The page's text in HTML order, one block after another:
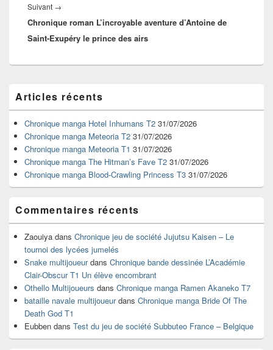
Suivant →
suivant :
Chronique roman L’incroyable aventure d’Antoine de
Saint-Exupéry le prince des airs
principale
de
widget
pour
barre
latérale
Articles récents
Chronique manga Hotel Inhumans T2 31/07/2026
Chronique manga Meteoria T2 31/07/2026
Chronique manga Meteoria T1 31/07/2026
Chronique manga The Hitman’s Fave T2 31/07/2026
Chronique manga Blood-Crawling Princess T3 31/07/2026
Commentaires récents
Zaouiya dans Chronique jeu de société Jujutsu Kaisen – Le
tournoi des lycées jumelés
Snake multijoueurdans Chronique bande dessinée L’Académie
Clair-Obscur T1 Un élève encombrant
Othello Multijoueurs dans Chronique manga Ramen Akaneko T7
bataille navale multijoueurdans Chronique manga Bride Of The
Death God T1
Eubben dans Test du jeu de société Subbuteo France – Belgique